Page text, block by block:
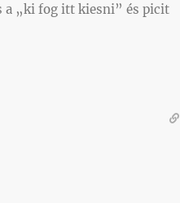
a „ki fog itt kiesni” és picit